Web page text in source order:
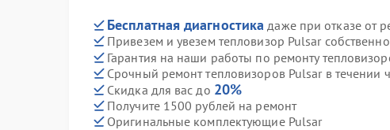
Бесплатная диагностика даже при отказе от
Привезем и увезем тепловизор Pulsar
Гарантия на наши работы по ремонту
Срочный ремонт тепловизоров Pulsar в течении
Скидка для вас до 20%
Получите 1500 рублей на ремонт
Оригинальные комплектующие Pulsar